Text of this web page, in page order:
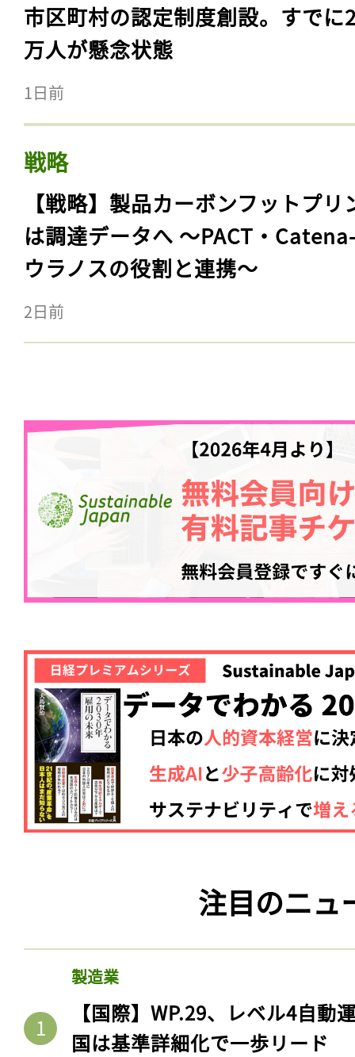
市区町村の認定制度創設。すでに
万人が懸念状態
1日前
戦略
【戦略】製品カーボンフットプリ
は調達データへ 〜PACT・
ウラノスの役割と連携〜
2日前
注目のニュ
製造業
【国際】WP.29、レベル4自動
国は基準詳細化で一歩リード